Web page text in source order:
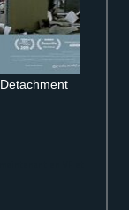
Detachment